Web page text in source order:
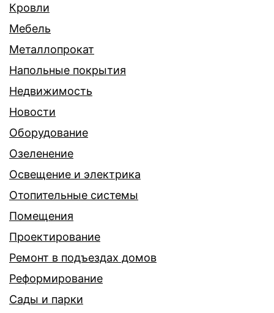
Кровли
Мебель
Металлопрокат
Напольные покрытия
Недвижимость
Новости
Оборудование
Озеленение
Освещение и электрика
Отопительные системы
Помещения
Проектирование
Ремонт в подъездах домов
Реформирование
Сады и парки